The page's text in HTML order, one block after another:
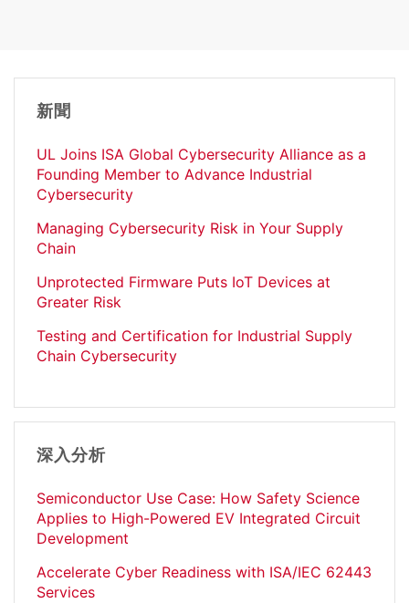
新聞
UL Joins ISA Global Cybersecurity Alliance as a
Founding Member to Advance Industrial
Cybersecurity
Managing Cybersecurity Risk in Your Supply
Chain
Unprotected Firmware Puts IoT Devices at
Greater Risk
Testing and Certification for Industrial Supply
Chain Cybersecurity
深入分析
Semiconductor Use Case: How Safety Science
Applies to High-Powered EV Integrated Circuit
Development
Accelerate Cyber Readiness with ISA/IEC 62443
Services